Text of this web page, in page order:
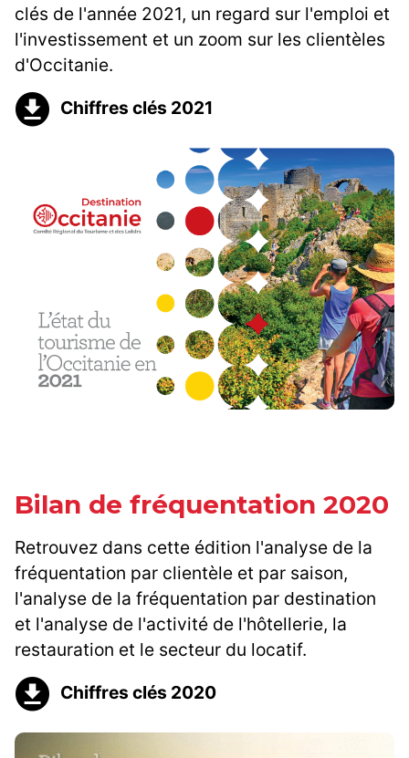
clés de l'année 2021, un regard sur l'emploi et
l'investissement et un zoom sur les clientèles
d'Occitanie.
Chiffres clés 2021
Bilan de fréquentation 2020
Retrouvez dans cette édition l'analyse de la
fréquentation par clientèle et par saison,
l'analyse de la fréquentation par destination
et l'analyse de l'activité de l'hôtellerie, la
restauration et le secteur du locatif.
Chiffres clés 2020